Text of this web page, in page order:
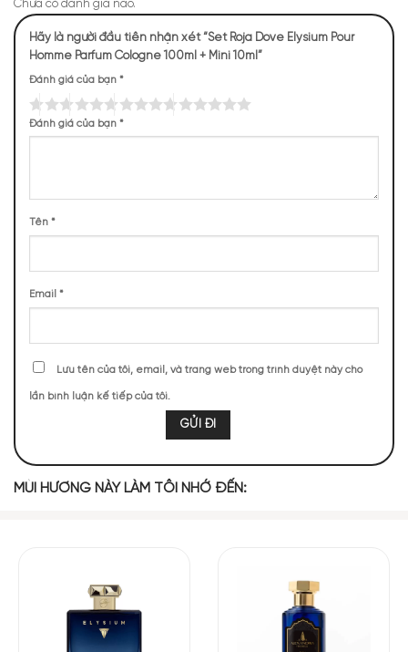
Homme Parfum Cologne
THỰC TẾ
414 (6,47%)
320 (5,00%) 266 (4,16%)
Bưởi Cam Bergamot Chanh Xanh
Chưa có đánh giá nào.
Hãy là người đầu tiên nhận xét “Set Roja Dove Elysium Pour
Homme Parfum Cologne 100ml + Mini 10ml”
Đánh giá của bạn *
Đánh giá của bạn *
Tên *
Email *
Lưu tên của tôi, email, và trang web trong trình duyệt này cho
lần bình luận kế tiếp của tôi.
MÙI HƯƠNG NÀY LÀM TÔI NHỚ ĐẾN: